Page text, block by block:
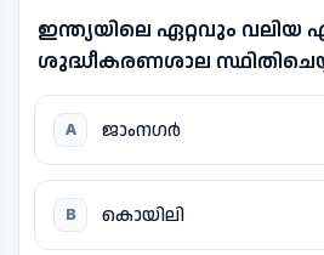
ഇന്ത്യയിലെ ഏറ്റവും വലിയ
ശുദ്ധീകരണശാല
A ജാംനഗർ
B കൊയിലി